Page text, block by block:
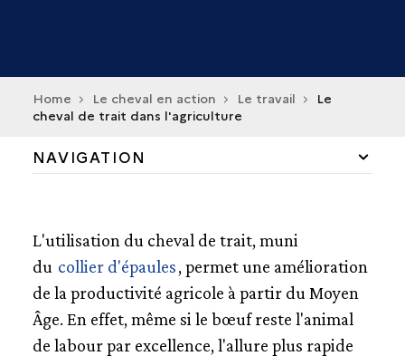
Home Le cheval en action Le travail
Le
cheval de trait dans l'agriculture
NAVIGATION
UN ANIMAL DE TRAVAIL
LE COLLIER D'ÉPAULES
LE CHEVAL DE TRAIT DANS L'AGRICULTURE
LES RELAIS DE POSTE
LE GARDIENNAGE DU BÉTAIL
LE RENOUVEAU DU CHEVAL DE TRAIT
L'utilisation du cheval de trait, muni
du collier d'épaules, permet une amélioration
de la productivité agricole à partir du Moyen
Âge. En effet, même si le bœuf reste l'animal
de labour par excellence, l'allure plus rapide